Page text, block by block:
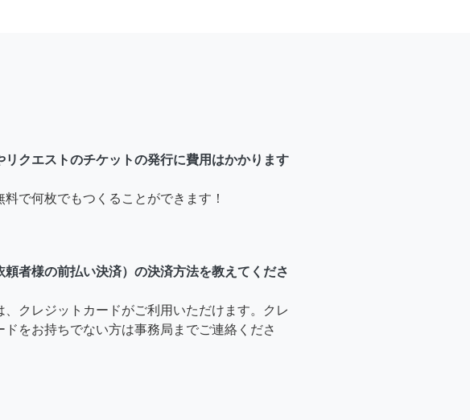
リクエストのチケットの発行に費用はかかります
料で何枚でもつくることができます！
頼者様の前払い決済）の決済方法を教えてくださ
、クレジットカードがご利用いただけます。クレ
ドをお持ちでない方は事務局までご連絡くださ